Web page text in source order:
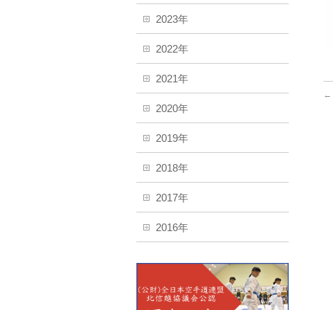
←
2023年
2022年
2021年
2020年
2019年
2018年
2017年
2016年